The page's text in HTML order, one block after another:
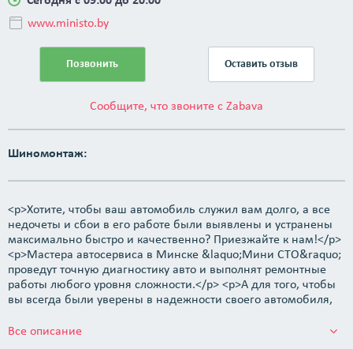
www.ministo.by
Позвонить Оставить отзыв
Сообщите, что звоните с Zabava
Шиномонтаж:
<p>Хотите, чтобы ваш автомобиль служил вам долго, а все
недочеты и сбои в его работе были выявлены и устранены
максимально быстро и качественно? Приезжайте к нам!</p>
<p>Мастера автосервиса в Минске &laquo;Мини СТО&raquo;
проведут точную диагностику авто и выполнят ремонтные
работы любого уровня сложности.</p> <p>А для того, чтобы
вы всегда были уверены в надежности своего автомобиля,
рамках которого за вашим автомобилем регулярно будет
Все описание